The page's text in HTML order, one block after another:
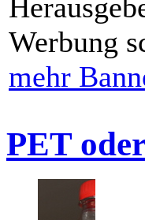
Werbung
mehr
PET